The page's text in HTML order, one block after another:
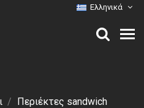
Ελληνικά
Περιέκτες sandwich